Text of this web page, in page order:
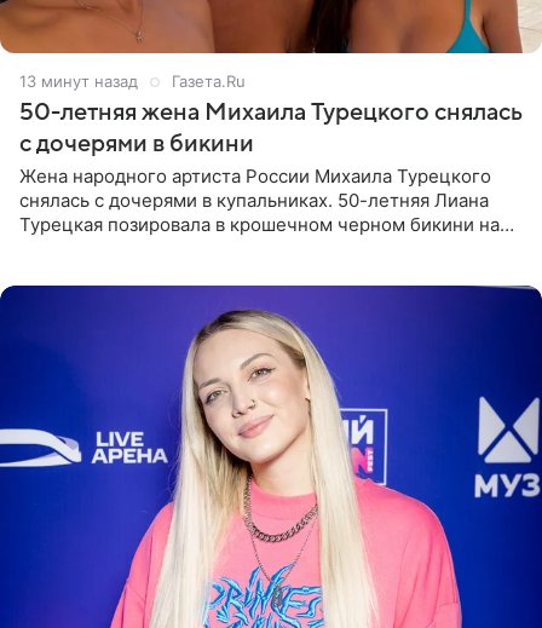
13 минут назад Газета.Ru
50-летняя жена Михаила Турецкого снялась
с дочерями в бикини
Жена народного артиста России Михаила Турецкого
снялась с дочерями в купальниках. 50-летняя Лиана
Турецкая позировала в крошечном черном бикини на